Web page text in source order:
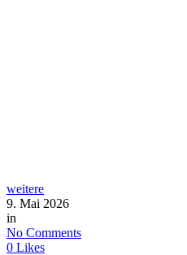
weitere
9. Mai 2026
in
No Comments
0 Likes